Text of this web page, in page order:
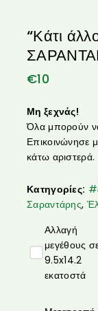
“Κάτι
€10
Μη ξεχνάς!
Όλα μπορούν
Επικοινώνησε
κάτω αριστερά.
Κατηγορίες:
Σαραντάρης,
Αλλαγή
μεγέθους
9.5x14.2
εκατοστά